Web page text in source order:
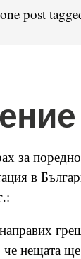
post
за
в
че нещата